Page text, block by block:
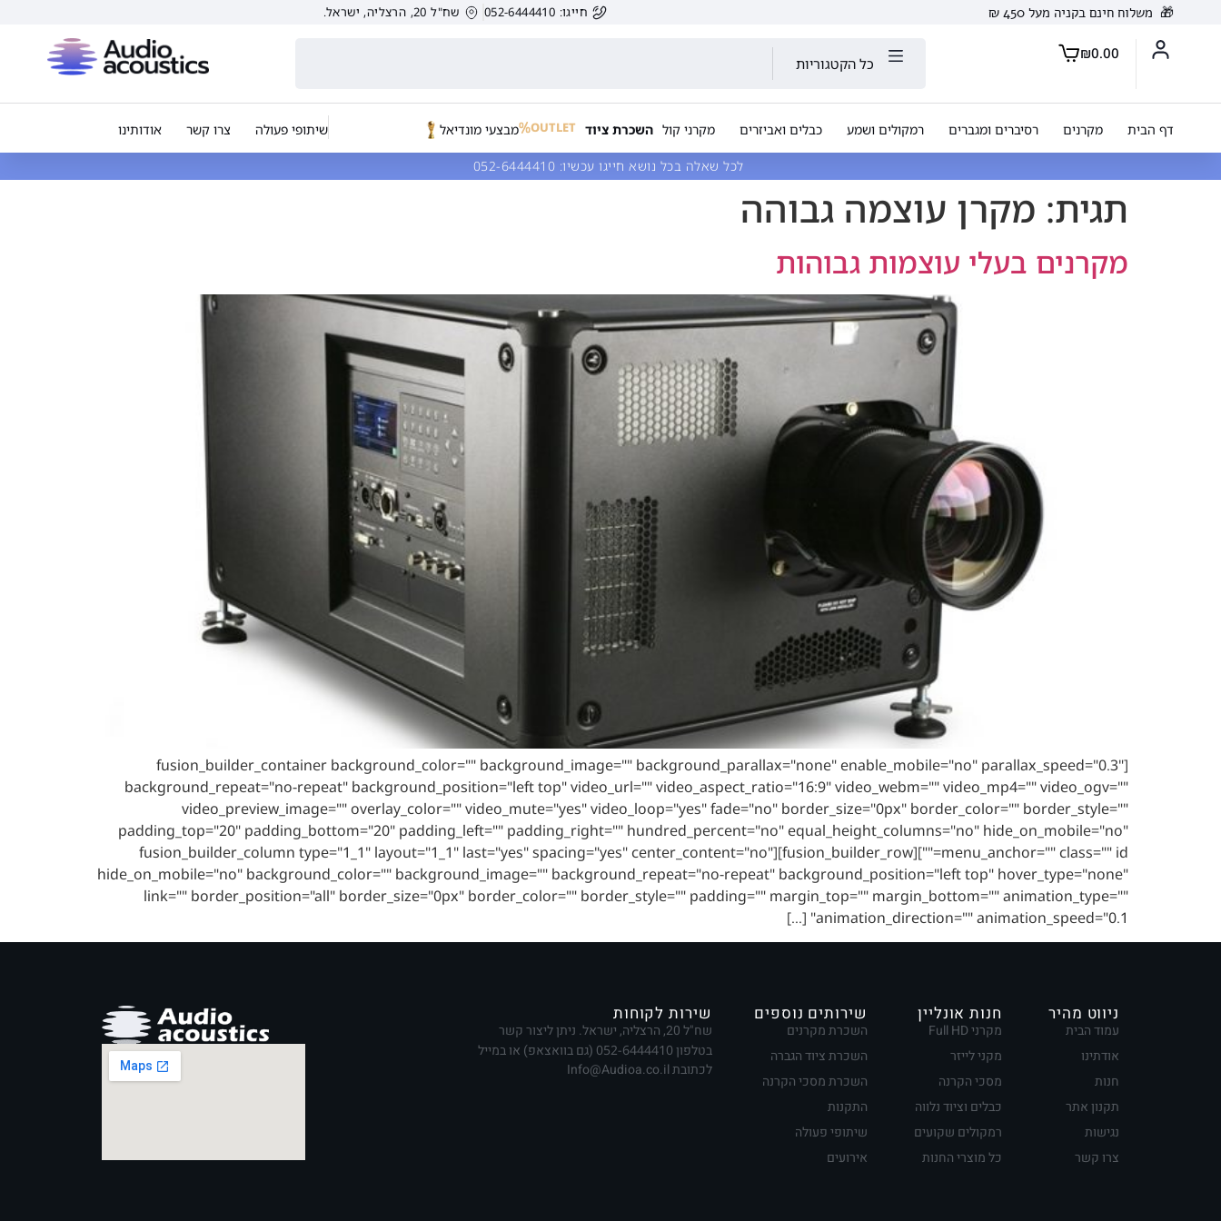
🎁 משלוח חינם בקניה מעל 450 ₪ חייגו: 052-6444410 שח"ל 20, הרצליה, ישראל.
₪0.00
כל הקטגוריות
דף הבית מקרנים רסיברים ומגברים רמקולים ושמע כבלים ואביזרים מקרני קול השכרת ציוד OUTLET מבצעי מונדיאל שיתופי פעולה צרו קשר אודותינו
לכל שאלה בכל נושא חייגו עכשיו:
תגית: מקרן עוצמה גבוהה
מקרנים בעלי עוצמות גבוהות
[fusion_builder_container background_color="" background_image="" background_parallax="none" enable_mobile="no" parallax_speed="0.3"
background_repeat="no-repeat" background_position="left top" video_url="" video_aspect_ratio="16:9" video_webm="" video_mp4="" video_ogv=""
video_preview_image="" overlay_color="" video_mute="yes" video_loop="yes" fade="no" border_size="0px" border_color="" border_style=""
padding_top="20" padding_bottom="20" padding_left="" padding_right="" hundred_percent="no" equal_height_columns="no" hide_on_mobile="no"
menu_anchor="" class="" id=""][fusion_builder_row][fusion_builder_column type="1_1" layout="1_1" last="yes" spacing="yes" center_content="no"
hide_on_mobile="no" background_color="" background_image="" background_repeat="no-repeat" background_position="left top" hover_type="none"
link="" border_position="all" border_size="0px" border_color="" border_style="" padding="" margin_top="" margin_bottom="" animation_type=""
animation_direction="" animation_speed="0.1" […]
ניווט מהיר
עמוד הבית
אודתינו
חנות
תקנון אתר
נגישות
צרו קשר
חנות אונליין
מקרני Full HD
מקני לייזר
מסכי הקרנה
כבלים וציוד נלווה
רמקולים שקועים
כל מוצרי החנות
שירותים נוספים
השכרת מקרנים
השכרת ציוד הגברה
השכרת מסכי הקרנה
התקנות
שיתופי פעולה
אירועים
שירות לקוחות
שח"ל 20, הרצליה, ישראל. ניתן ליצור קשר
בטלפון 052-6444410 (גם בוואצאפ) או במייל
לכתובת Info@Audioa.co.il